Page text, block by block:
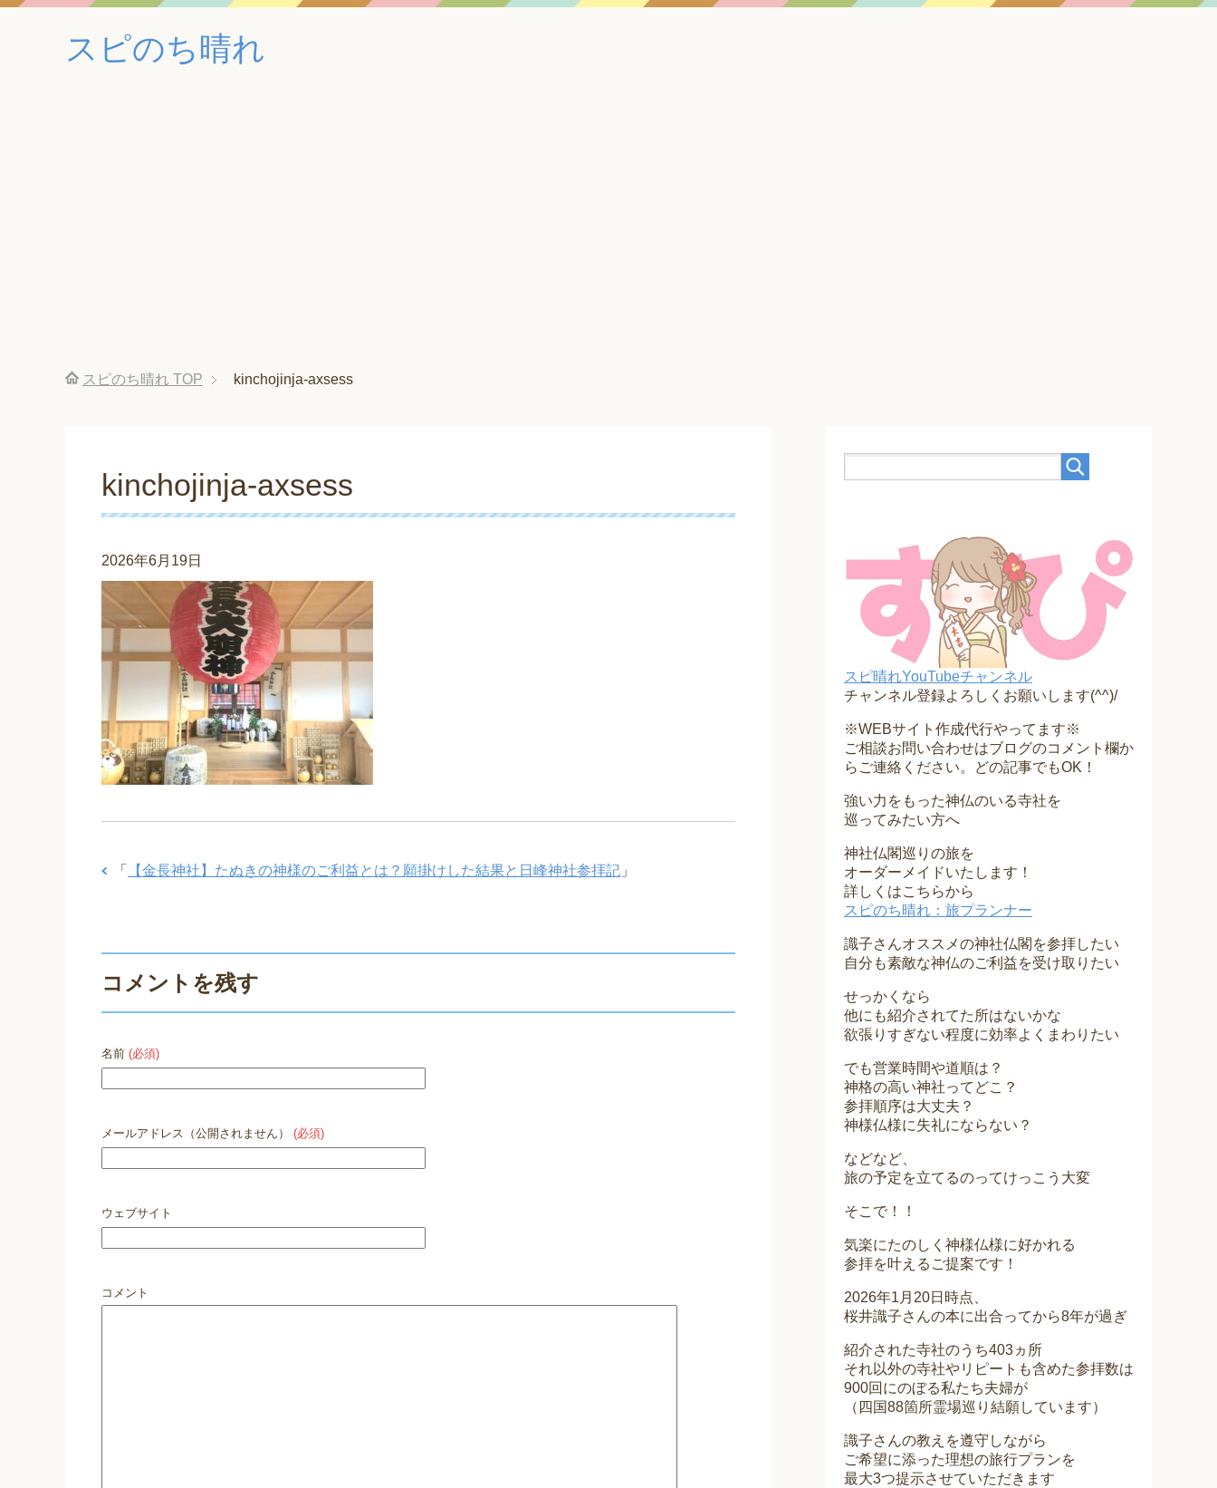
スピのち晴れ
スピのち晴れ TOP kinchojinja-axsess
kinchojinja-axsess
2026年6月19日
「 【金長神社】たぬきの神様のご利益とは？願掛けした結果と日峰神社参拝記 」
コメントを残す
名前 (必須)
メールアドレス（公開されません） (必須)
ウェブサイト
コメント
スピ晴れYouTubeチャンネル
チャンネル登録よろしくお願いします(^^)/
※WEBサイト作成代行やってます※
ご相談お問い合わせはブログのコメント欄か
らご連絡ください。どの記事でもOK！
強い力をもった神仏のいる寺社を
巡ってみたい方へ
神社仏閣巡りの旅を
オーダーメイドいたします！
詳しくはこちらから
スピのち晴れ：旅プランナー
識子さんオススメの神社仏閣を参拝したい
自分も素敵な神仏のご利益を受け取りたい
せっかくなら
他にも紹介されてた所はないかな
欲張りすぎない程度に効率よくまわりたい
でも営業時間や道順は？
神格の高い神社ってどこ？
参拝順序は大丈夫？
神様仏様に失礼にならない？
などなど、
旅の予定を立てるのってけっこう大変
そこで！！
気楽にたのしく神様仏様に好かれる
参拝を叶えるご提案です！
2026年1月20日時点、
桜井識子さんの本に出合ってから8年が過ぎ
紹介された寺社のうち403ヵ所
それ以外の寺社やリピートも含めた参拝数は
900回にのぼる私たち夫婦が
（四国88箇所霊場巡り結願しています）
識子さんの教えを遵守しながら
ご希望に添った理想の旅行プランを
最大3つ提示させていただきます